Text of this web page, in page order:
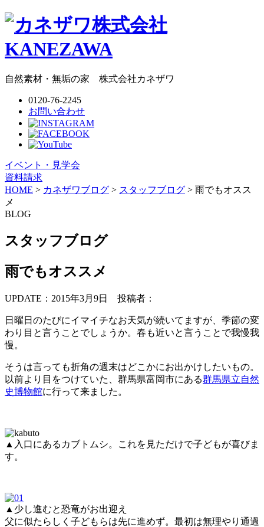
自然素材・無垢の家 株式会社カネザワ
0120-76-2245
お問い合わせ
イベント・見学会
資料請求
HOME > カネザワブログ > スタッフブログ > 雨でもオスス
メ
BLOG
スタッフブログ
雨でもオススメ
UPDATE：2015年3月9日 投稿者：
日曜日のたびにイマイチなお天気が続いてますが、季節の変
わり目と言うことでしょうか。春も近いと言うことで我慢我
慢。
そうは言っても折角の週末はどこかにお出かけしたいもの。
以前より目をつけていた、群馬県富岡市にある群馬県立自然
史博物館に行って来ました。
▲入口にあるカブトムシ。これを見ただけで子どもが喜びま
す。
▲少し進むと恐竜がお出迎え
父に似たらしく子どもらは先に進めず。最初は無理やり通過